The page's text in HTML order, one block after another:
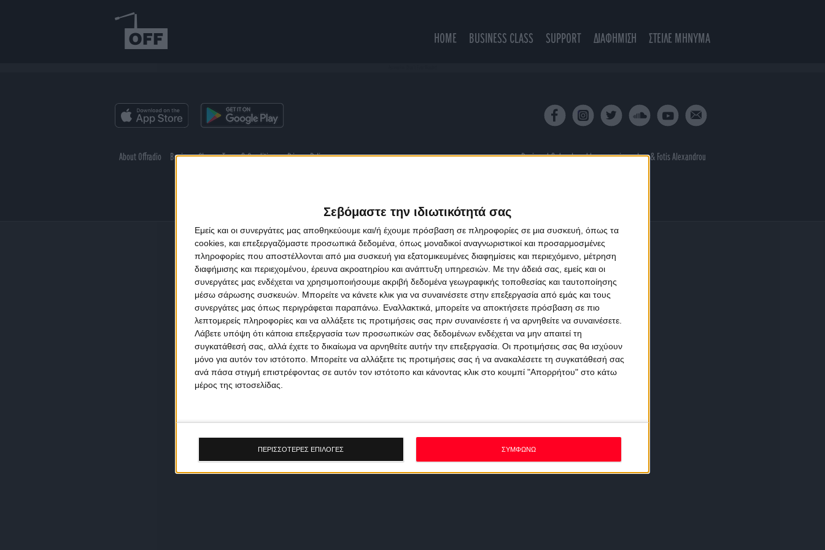
Σεβόμαστε την ιδιωτικότητά σας
Εμείς και οι συνεργάτες μας αποθηκεύουμε και/ή έχουμε πρόσβαση σε πληροφορίες σε μια συσκευή, όπως τα
cookies, και επεξεργαζόμαστε προσωπικά δεδομένα, όπως μοναδικοί αναγνωριστικοί και προσαρμοσμένες
πληροφορίες που αποστέλλονται από μια συσκευή για εξατομικευμένες διαφημίσεις και περιεχόμενο, μέτρηση
διαφήμισης και περιεχομένου, έρευνα ακροατηρίου και ανάπτυξη υπηρεσιών. Με την άδειά σας, εμείς και οι
συνεργάτες μας ενδέχεται να χρησιμοποιήσουμε ακριβή δεδομένα γεωγραφικής τοποθεσίας και ταυτοποίησης
μέσω σάρωσης συσκευών. Μπορείτε να κάνετε κλικ για να συναινέσετε στην επεξεργασία από εμάς και τους
συνεργάτες μας όπως περιγράφεται παραπάνω. Εναλλακτικά, μπορείτε να αποκτήσετε πρόσβαση σε πιο
λεπτομερείς πληροφορίες και να αλλάξετε τις προτιμήσεις σας πριν συναινέσετε ή να αρνηθείτε να συναινέσετε.
Λάβετε υπόψη ότι κάποια επεξεργασία των προσωπικών σας δεδομένων ενδέχεται να μην απαιτεί τη
συγκατάθεσή σας, αλλά έχετε το δικαίωμα να αρνηθείτε αυτήν την επεξεργασία. Οι προτιμήσεις σας θα ισχύουν
μόνο για αυτόν τον ιστότοπο. Μπορείτε να αλλάξετε τις προτιμήσεις σας ή να ανακαλέσετε τη συγκατάθεσή σας
ανά πάσα στιγμή επιστρέφοντας σε αυτόν τον ιστότοπο και κάνοντας κλικ στο κουμπί "Απορρήτου" στο κάτω
μέρος της ιστοσελίδας.
ΠΕΡΙΣΣΟΤΕΡΕΣ ΕΠΙΛΟΓΕΣ ΣΥΜΦΩΝΩ
HOME BUSINESS CLASS SUPPORT ΔΙΑΦΗΜΙΣΗ ΣΤΕΙΛΕ ΜΗΝΥΜΑ
About Offradio Business Class Terms & Conditions Privacy Policy Designed & developed byporcupine colors& Fotis Alexandrou